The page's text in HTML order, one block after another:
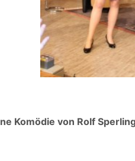
Komödie von Rolf